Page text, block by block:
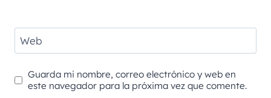
Web
Guarda mi nombre, correo electrónico y web en
este navegador para la próxima vez que comente.